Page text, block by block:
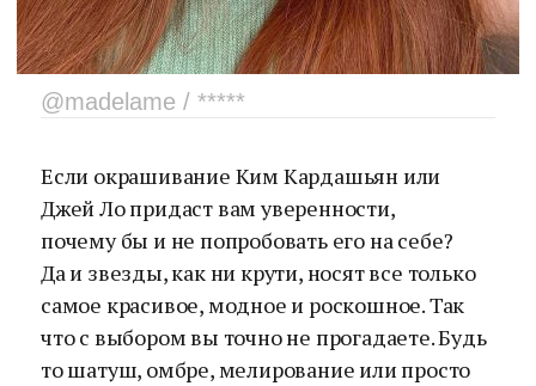
@madelame / *****
Если окрашивание Ким Кардашьян или
Джей Ло придаст вам уверенности,
почему бы и не попробовать его на себе?
Да и звезды, как ни крути, носят все только
самое красивое, модное и роскошное. Так
что с выбором вы точно не прогадаете. Будь
то шатуш, омбре, мелирование или просто